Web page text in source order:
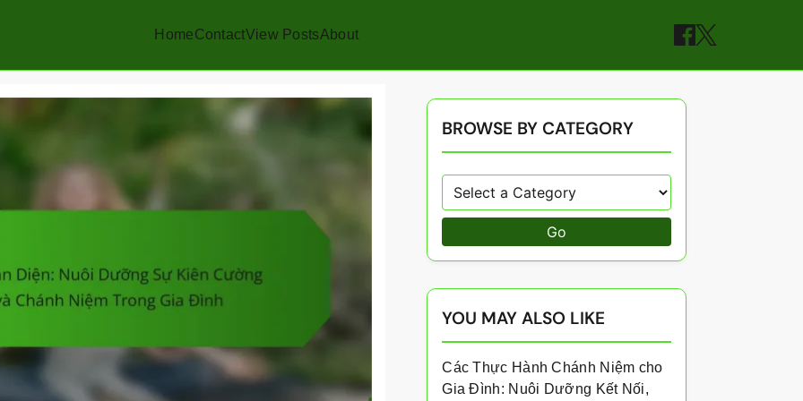
HomeContactView PostsAbout
BROWSE BY CATEGORY
Go
YOU MAY ALSO LIKE
Các Thực Hành Chánh Niệm cho
Gia Đình: Nuôi Dưỡng Kết Nối,